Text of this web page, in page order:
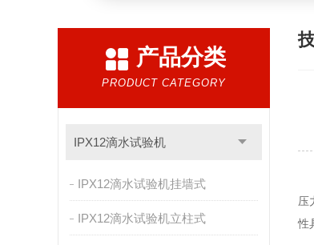
产品分类
PRODUCT CATEGORY
IPX12滴水试验机
IPX12滴水试验机挂墙式
IPX12滴水试验机立柱式
压
性